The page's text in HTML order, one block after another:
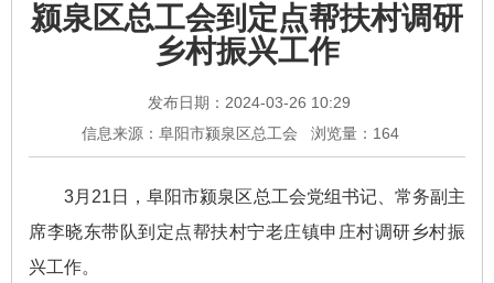
颍泉区总工会到定点帮扶村调研
乡村振兴工作
发布日期：2024-03-26 10:29
信息来源：阜阳市颍泉区总工会
浏览量： 164
3月21日，阜阳市颍泉区总工会党组书记、常务副主
席李晓东带队到定点帮扶村宁老庄镇申庄村调研乡村振
兴工作。